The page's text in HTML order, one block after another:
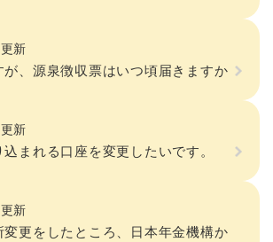
新
が、源泉徴収票はいつ頃届きますか
新
まれる口座を変更したいです。
新
変更をしたところ、日本年金機構か